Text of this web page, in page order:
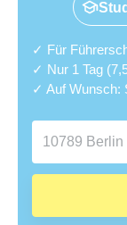
✓ Für
✓ Nur 1 Tag
✓ Auf Wunsch: